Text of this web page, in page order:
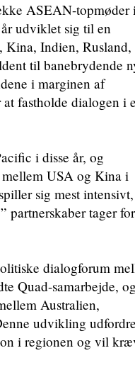
ASEAN-topmøder
udviklet sig til en
Kina, Indien, Rusland,
til banebrydende
i marginen af
fastholde dialogen i
i disse år, og
mellem USA og Kina i
sig mest intensivt,
partnerskaber tager
dialogforum
Quad-samarbejde, og
Australien,
udvikling
i regionen og vil